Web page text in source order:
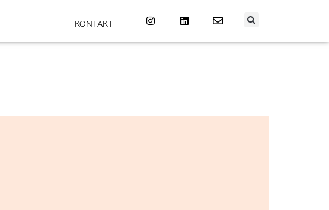
KONTAKT